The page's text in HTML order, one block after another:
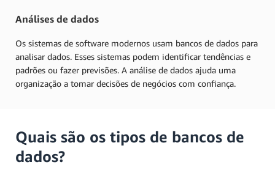
Análises de dados
Os sistemas de software modernos usam bancos de dados para
analisar dados. Esses sistemas podem identificar tendências e
padrões ou fazer previsões. A análise de dados ajuda uma
organização a tomar decisões de negócios com confiança.
Quais são os tipos de bancos de
dados?